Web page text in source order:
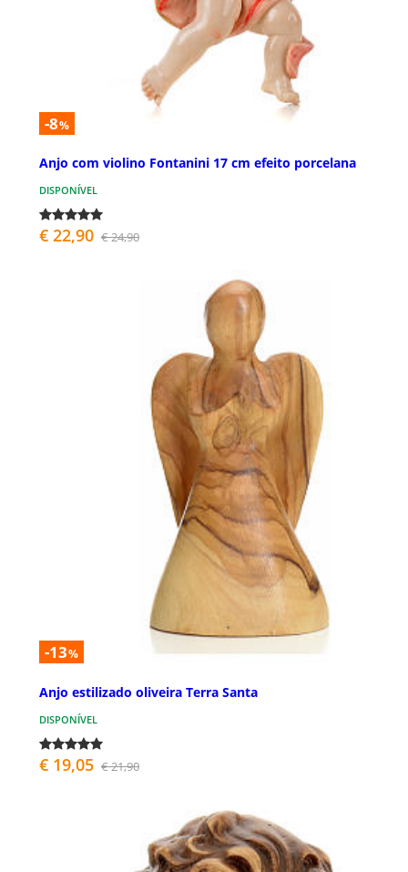
-8%
Anjo com violino Fontanini 17 cm efeito porcelana
DISPONÍVEL
€ 22,90 € 24,90
-13%
Anjo estilizado oliveira Terra Santa
DISPONÍVEL
€ 19,05 € 21,90